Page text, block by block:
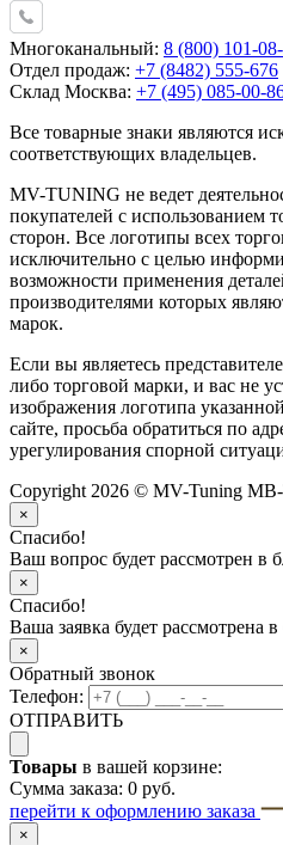
Многоканальный: 8 (800) 101-
Отдел продаж: +7 (8482) 555-676
Склад Москва: +7 (495) 085-00-
Все товарные знаки являются
соответствующих владельцев.
MV-TUNING не ведет
покупателей с использованием
сторон. Все логотипы всех
исключительно с целью
возможности применения
производителями которых
марок.
Если вы являетесь
либо торговой марки, и вас не
изображения логотипа
сайте, просьба обратиться по
урегулирования спорной
Copyright 2026 © MV-Tuning
×
Спасибо!
Ваш вопрос будет рассмотрен в
×
Спасибо!
Ваша заявка будет рассмотрена
×
Обратный звонок
Телефон:
ОТПРАВИТЬ
Товары в вашей корзине:
Сумма заказа: 0 руб.
перейти к оформлению заказа
×